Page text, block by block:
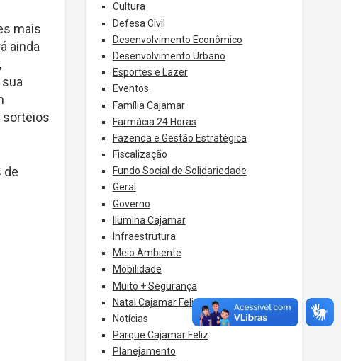
mais
ainda
sorteios
de
Cultura
Defesa Civil
Desenvolvimento Econômico
Desenvolvimento Urbano
Esportes e Lazer
Eventos
Família Cajamar
Farmácia 24 Horas
Fazenda e Gestão Estratégica
Fiscalização
Fundo Social de Solidariedade
Geral
Governo
Ilumina Cajamar
Infraestrutura
Meio Ambiente
Mobilidade
Muito + Segurança
Natal Cajamar Feliz
Notícias
Parque Cajamar Feliz
Planejamento